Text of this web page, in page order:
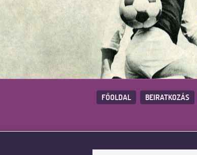
FŐOLDAL BEIRATKOZÁS